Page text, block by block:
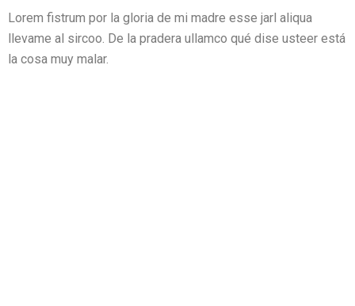
Lorem fistrum por la gloria de mi madre esse jarl aliqua
llevame al sircoo. De la pradera ullamco qué dise usteer está
la cosa muy malar.